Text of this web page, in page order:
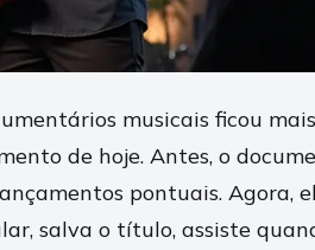
musicais ficou
de hoje. Antes, o
pontuais. Agora,
salva o título, assiste